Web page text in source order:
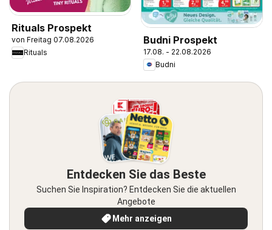
Rituals Prospekt
von Freitag 07.08.2026
Rituals
Budni Prospekt
17.08. - 22.08.2026
Budni
Entdecken Sie das Beste
Suchen Sie Inspiration? Entdecken Sie die aktuellen
Angebote
Mehr anzeigen